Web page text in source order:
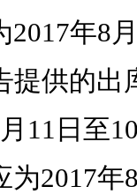
2017年8
提供的出
月 11 日至
为2017年